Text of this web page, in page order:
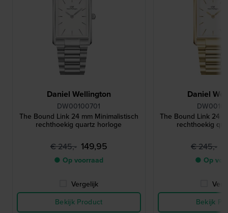
Daniel Wellington
DW00100701
The Bound Link 24 mm Minimalistisch
rechthoekig quartz horloge
€ 245,- 149,95
● Op voorraad
Vergelijk
Bekijk Product
Daniel
The Bound Link 24
rechthoekig
€ 245,-
● Op
Bekijk